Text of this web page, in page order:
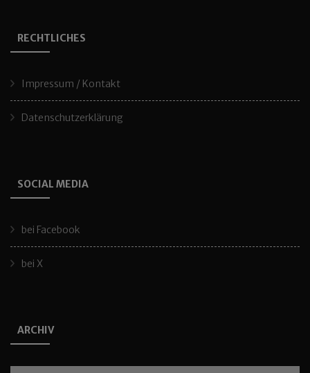
RECHTLICHES
Impressum / Kontakt
Datenschutzerklärung
SOCIAL MEDIA
bei Facebook
bei X
ARCHIV